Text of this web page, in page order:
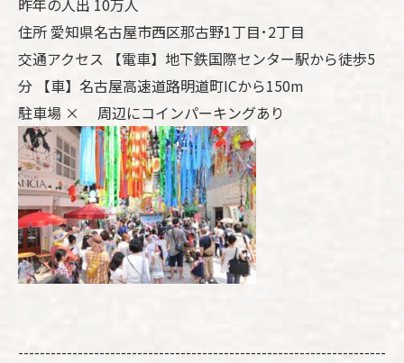
昨年の人出 10万人
住所 愛知県名古屋市西区那古野1丁目･2丁目
交通アクセス 【電車】地下鉄国際センター駅から徒歩5
分 【車】名古屋高速道路明道町ICから150m
駐車場 × 周辺にコインパーキングあり
--------------------------------------------------------------------